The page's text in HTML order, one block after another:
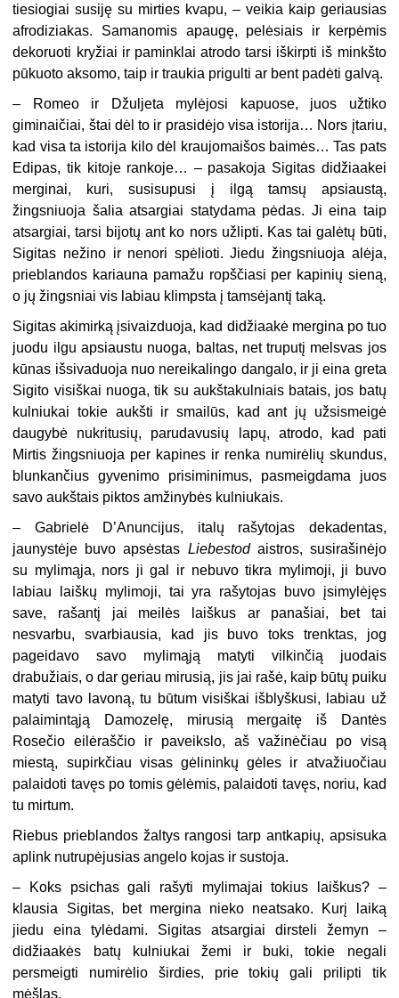
tiesiogiai susiję su mirties kvapu, – veikia kaip geriausias
afrodiziakas. Samanomis apaugę, pelėsiais ir kerpėmis
dekoruoti kryžiai ir paminklai atrodo tarsi iškirpti iš minkšto
pūkuoto aksomo, taip ir traukia prigulti ar bent padėti galvą.
–
Romeo ir Džuljeta mylėjosi kapuose, juos užtiko
giminaičiai, štai dėl to ir prasidėjo visa istorija… Nors įtariu,
kad visa ta istorija kilo dėl kraujomaišos baimės… Tas pats
Edipas, tik kitoje rankoje… – pasakoja Sigitas didžiaakei
merginai, kuri, susisupusi į ilgą tamsų apsiaustą,
žingsniuoja šalia atsargiai statydama pėdas. Ji eina taip
atsargiai, tarsi bijotų ant ko nors užlipti. Kas tai galėtų būti,
Sigitas nežino ir nenori spėlioti. Jiedu žingsniuoja alėja,
prieblandos kariauna pamažu ropščiasi per kapinių sieną,
o jų žingsniai vis labiau klimpsta į tamsėjantį taką.
Sigitas akimirką įsivaizduoja, kad didžiaakė mergina po tuo
juodu ilgu apsiaustu nuoga, baltas, net truputį melsvas jos
kūnas išsivaduoja nuo nereikalingo dangalo, ir ji eina greta
Sigito visiškai nuoga, tik su aukštakulniais batais, jos batų
kulniukai tokie aukšti ir smailūs, kad ant jų užsismeigė
daugybė nukritusių, parudavusių lapų, atrodo, kad pati
Mirtis žingsniuoja per kapines ir renka numirėlių skundus,
blunkančius gyvenimo prisiminimus, pasmeigdama juos
savo aukštais piktos amžinybės kulniukais.
– Gabrielė D’Anuncijus, italų rašytojas dekadentas,
jaunystėje buvo apsėstas Liebestodaistros, susirašinėjo
su mylimąja, nors ji gal ir nebuvo tikra mylimoji, ji buvo
labiau laiškų mylimoji, tai yra rašytojas buvo įsimylėjęs
save, rašantį jai meilės laiškus ar panašiai, bet tai
nesvarbu, svarbiausia, kad jis buvo toks trenktas, jog
pageidavo savo mylimąją matyti vilkinčią juodais
drabužiais, o dar geriau mirusią, jis jai rašė, kaip būtų puiku
matyti tavo lavoną, tu būtum visiškai išblyškusi, labiau už
palaimintąją Damozelę, mirusią mergaitę iš Dantės
Rosečio eilėraščio ir paveikslo, aš važinėčiau po visą
miestą, supirkčiau visas gėlininkų gėles ir atvažiuočiau
palaidoti tavęs po tomis gėlėmis, palaidoti tavęs, noriu, kad
tu mirtum.
Riebus prieblandos žaltys rangosi tarp antkapių, apsisuka
aplink nutrupėjusias angelo kojas ir sustoja.
–
Koks psichas gali rašyti mylimajai tokius laiškus? –
klausia Sigitas, bet mergina nieko neatsako. Kurį laiką
jiedu eina tylėdami. Sigitas atsargiai dirsteli žemyn –
didžiaakės batų kulniukai žemi ir buki, tokie negali
persmeigti numirėlio širdies, prie tokių gali prilipti tik
mėšlas.